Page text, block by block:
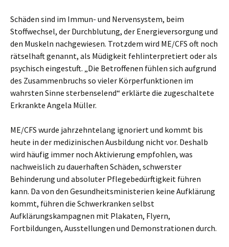
Schäden sind im Immun- und Nervensystem, beim
Stoffwechsel, der Durchblutung, der Energieversorgung und
den Muskeln nachgewiesen. Trotzdem wird ME/CFS oft noch
rätselhaft genannt, als Müdigkeit fehlinterpretiert oder als
psychisch eingestuft. „Die Betroffenen fühlen sich aufgrund
des Zusammenbruchs so vieler Körperfunktionen im
wahrsten Sinne sterbenselend“ erklärte die zugeschaltete
Erkrankte Angela Müller.
ME/CFS wurde jahrzehntelang ignoriert und kommt bis
heute in der medizinischen Ausbildung nicht vor. Deshalb
wird häufig immer noch Aktivierung empfohlen, was
nachweislich zu dauerhaften Schäden, schwerster
Behinderung und absoluter Pflegebedürftigkeit führen
kann. Da von den Gesundheitsministerien keine Aufklärung
kommt, führen die Schwerkranken selbst
Aufklärungskampagnen mit Plakaten, Flyern,
Fortbildungen, Ausstellungen und Demonstrationen durch.